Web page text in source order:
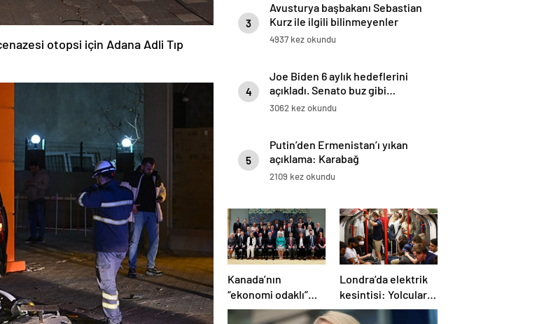
otopsi için Adana Adli Tıp
3
Avusturya başbakanı Sebastian
Kurz ile ilgili bilinmeyenler
4937 kez okundu
4
Joe Biden 6 aylık hedeflerini
açıkladı. Senato buz gibi…
3062 kez okundu
5
Putin’den Ermenistan’ı yıkan
açıklama: Karabağ
Azerbaycan’ın ayrılmaz bir
2109 kez okundu
Kanada’nın
“ekonomi odaklı”
yeni kabinesi
Londra’da elektrik
kesintisi: Yolcular
metroda mahsur